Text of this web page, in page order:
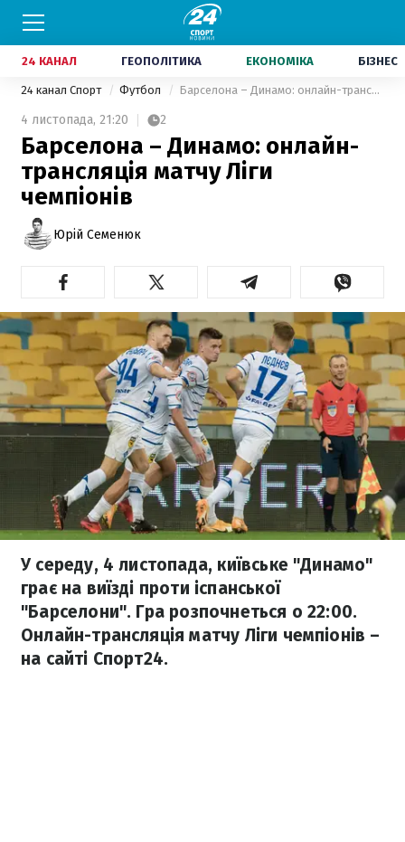
24 КАНАЛ ГЕОПОЛІТИКА ЕКОНОМІКА БІЗНЕС
24 канал Спорт Футбол Барселона – Динамо: онлайн-трансляція матчу Ліги чемпіонів
4 листопада, 21:20 2
Барселона – Динамо: онлайн-
трансляція матчу Ліги
чемпіонів
Юрій Семенюк
У середу, 4 листопада, київське "Динамо"
грає на виїзді проти іспанської
"Барселони". Гра розпочнеться о 22:00.
Онлайн-трансляція матчу Ліги чемпіонів –
на сайті Спорт24.